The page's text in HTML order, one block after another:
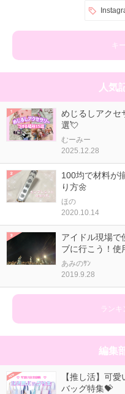
キ
人気
めじるしアクセ
選💘
むーみー
2025.12.28
100均で材料が
り方🌼
ほの
2020.10.14
アイドル現場
ブに行こう！使
あみのｻﾝ
2019.9.28
ラン
編集
【推し活】可
バッグ特集💝